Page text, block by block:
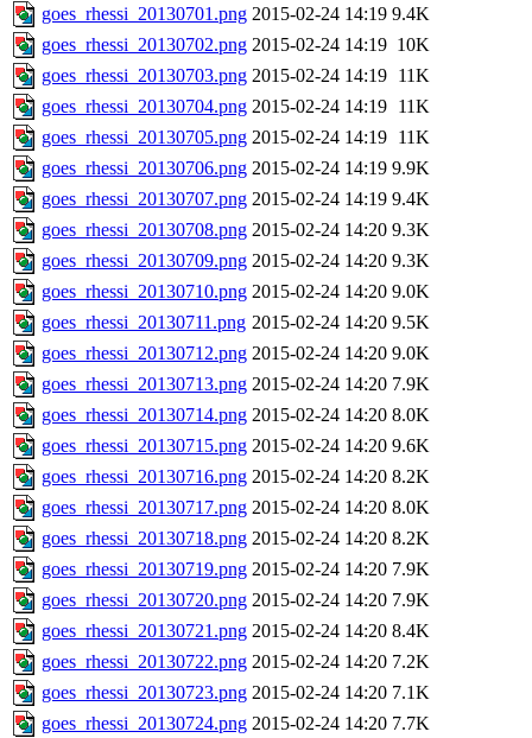
goes_rhessi_20130701.png 2015-02-24 14:19 9.4K
goes_rhessi_20130702.png 2015-02-24 14:19 10K
goes_rhessi_20130703.png 2015-02-24 14:19 11K
goes_rhessi_20130704.png 2015-02-24 14:19 11K
goes_rhessi_20130705.png 2015-02-24 14:19 11K
goes_rhessi_20130706.png 2015-02-24 14:19 9.9K
goes_rhessi_20130707.png 2015-02-24 14:19 9.4K
goes_rhessi_20130708.png 2015-02-24 14:20 9.3K
goes_rhessi_20130709.png 2015-02-24 14:20 9.3K
goes_rhessi_20130710.png 2015-02-24 14:20 9.0K
goes_rhessi_20130711.png 2015-02-24 14:20 9.5K
goes_rhessi_20130712.png 2015-02-24 14:20 9.0K
goes_rhessi_20130713.png 2015-02-24 14:20 7.9K
goes_rhessi_20130714.png 2015-02-24 14:20 8.0K
goes_rhessi_20130715.png 2015-02-24 14:20 9.6K
goes_rhessi_20130716.png 2015-02-24 14:20 8.2K
goes_rhessi_20130717.png 2015-02-24 14:20 8.0K
goes_rhessi_20130718.png 2015-02-24 14:20 8.2K
goes_rhessi_20130719.png 2015-02-24 14:20 7.9K
goes_rhessi_20130720.png 2015-02-24 14:20 7.9K
goes_rhessi_20130721.png 2015-02-24 14:20 8.4K
goes_rhessi_20130722.png 2015-02-24 14:20 7.2K
goes_rhessi_20130723.png 2015-02-24 14:20 7.1K
goes_rhessi_20130724.png 2015-02-24 14:20 7.7K